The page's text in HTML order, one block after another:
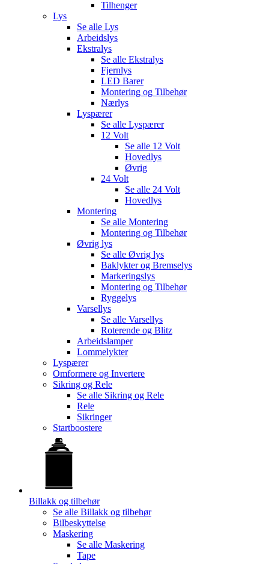
Tilhenger
Lys
Se alle Lys
Arbeidslys
Ekstralys
Se alle Ekstralys
Fjernlys
LED Barer
Montering og Tilbehør
Nærlys
Lyspærer
Se alle Lyspærer
12 Volt
Se alle 12 Volt
Hovedlys
Øvrig
24 Volt
Se alle 24 Volt
Hovedlys
Montering
Se alle Montering
Montering og Tilbehør
Øvrig lys
Se alle Øvrig lys
Baklykter og Bremselys
Markeringslys
Montering og Tilbehør
Ryggelys
Varsellys
Se alle Varsellys
Roterende og Blitz
Arbeidslamper
Lommelykter
Lyspærer
Omformere og Invertere
Sikring og Rele
Se alle Sikring og Rele
Rele
Sikringer
Startboostere
Billakk og tilbehør
Se alle Billakk og tilbehør
Bilbeskyttelse
Maskering
Se alle Maskering
Tape